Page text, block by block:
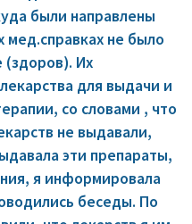
были направлены
мед.справках не было
(здоров). Их
для выдачи и
со словами , что
не выдавали,
эти препараты,
я информировала
беседы. По